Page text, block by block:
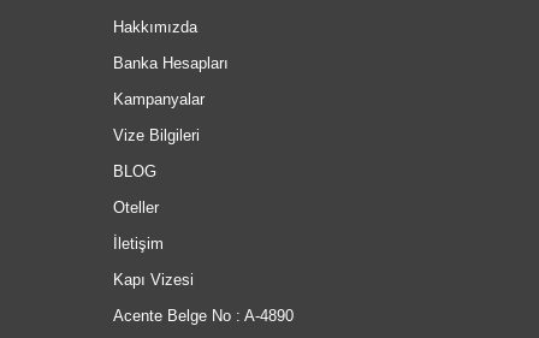
Hakkımızda
Banka Hesapları
Kampanyalar
Vize Bilgileri
BLOG
Oteller
İletişim
Kapı Vizesi
Acente Belge No : A-4890